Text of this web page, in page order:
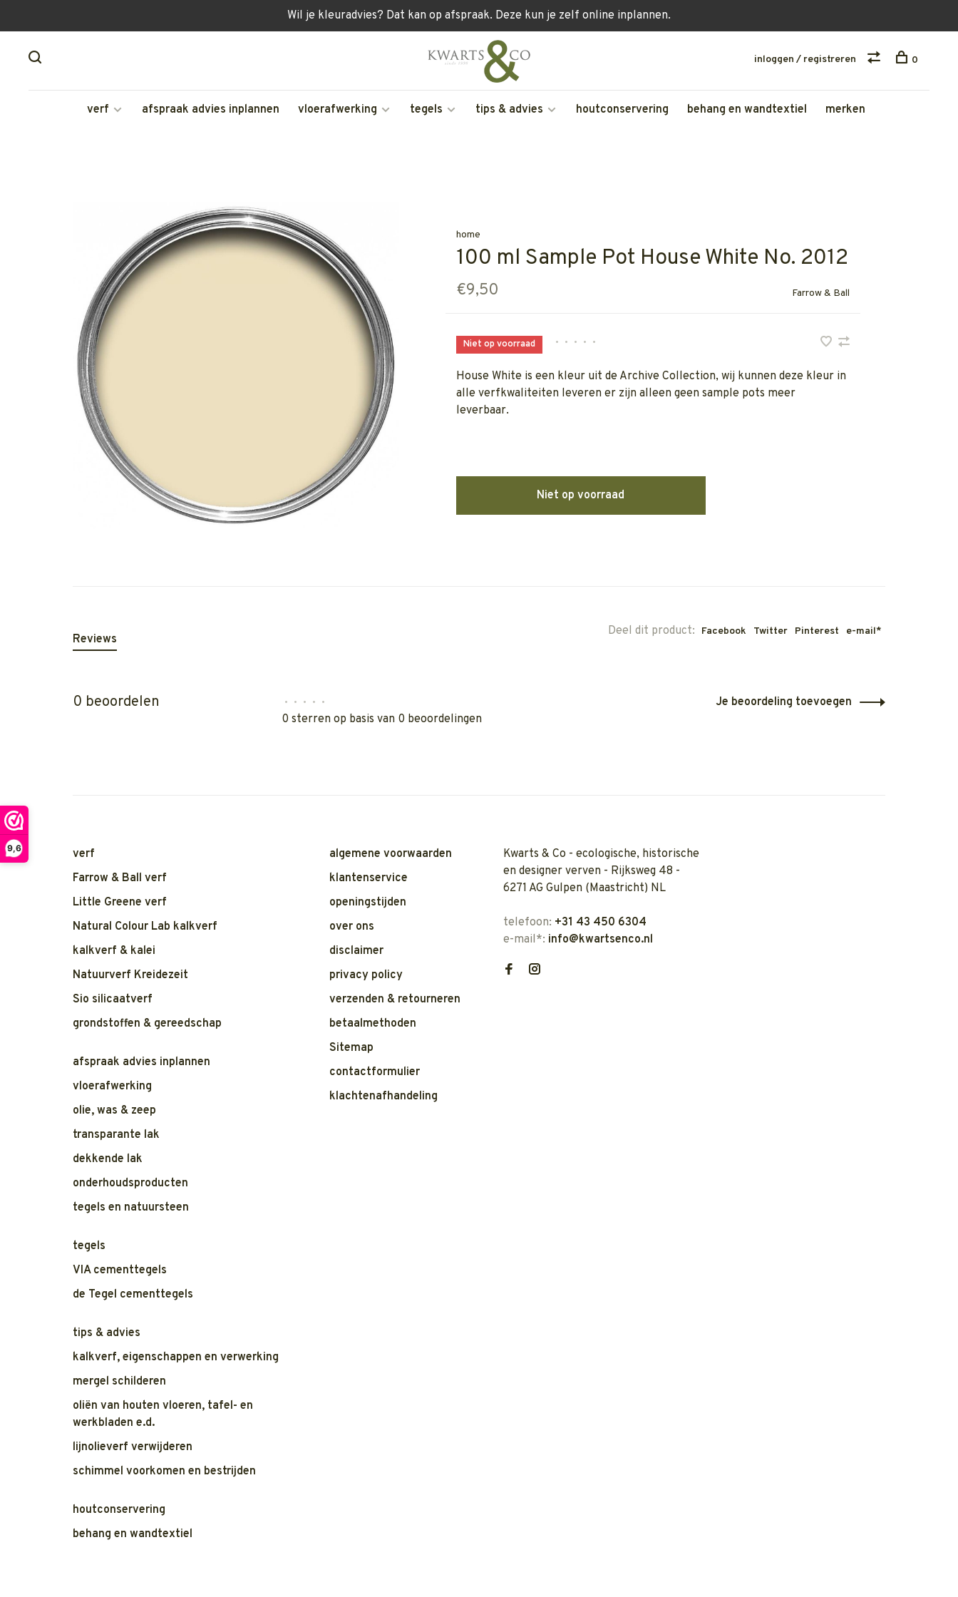
9,6
Wil je kleuradvies? Dat kan op afspraak. Deze kun je zelf online inplannen.
verf afspraak advies inplannen vloerafwerking tegels tips & advies houtconservering behang en wandtextiel merken
inloggen / registreren 0
home
100 ml Sample Pot House White No. 2012
€9,50 Farrow & Ball
Niet op voorraad • • • • •
House White is een kleur uit de Archive Collection, wij kunnen deze kleur in
alle verfkwaliteiten leveren er zijn alleen geen sample pots meer
leverbaar.
Niet op voorraad
Deel dit product: Facebook Twitter Pinterest e-mail*
Reviews
0 beoordelen • • • • •
0 sterren op basis van 0 beoordelingen
Je beoordeling toevoegen
verf
Farrow & Ball verf
Little Greene verf
Natural Colour Lab kalkverf
kalkverf & kalei
Natuurverf Kreidezeit
Sio silicaatverf
grondstoffen & gereedschap
afspraak advies inplannen
vloerafwerking
olie, was & zeep
transparante lak
dekkende lak
onderhoudsproducten
tegels en natuursteen
tegels
VIA cementtegels
de Tegel cementtegels
tips & advies
kalkverf, eigenschappen en verwerking
mergel schilderen
oliën van houten vloeren, tafel- en
werkbladen e.d.
lijnolieverf verwijderen
schimmel voorkomen en bestrijden
houtconservering
behang en wandtextiel
algemene voorwaarden
klantenservice
openingstijden
over ons
disclaimer
privacy policy
verzenden & retourneren
betaalmethoden
Sitemap
contactformulier
klachtenafhandeling
Kwarts & Co - ecologische, historische
en designer verven - Rijksweg 48 -
6271 AG Gulpen (Maastricht) NL
telefoon: +31 43 450 6304
e-mail*: info@kwartsenco.nl